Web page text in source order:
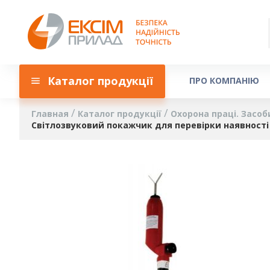
Каталог продукції ПРО КОМПАНІЮ
Главная Каталог продукції Охорона праці.
Світлозвуковий покажчик для перевірки